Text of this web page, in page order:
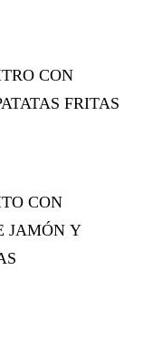
CON
FRITAS
CON
JAMÓN Y